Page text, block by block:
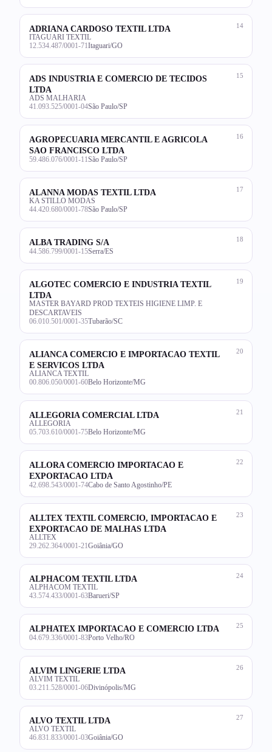
14
ADRIANA CARDOSO TEXTIL LTDA
ITAGUARI TEXTIL
12.534.487/0001-71 Itaguari/GO
15
ADS INDUSTRIA E COMERCIO DE TECIDOS
LTDA
ADS MALHARIA
41.093.525/0001-04São Paulo/SP
16
AGROPECUARIA MERCANTIL E AGRICOLA
SAO FRANCISCO LTDA
59.486.076/0001-11 São Paulo/SP
17
ALANNA MODAS TEXTIL LTDA
KA STILLO MODAS
44.420.680/0001-78São Paulo/SP
18
ALBA TRADING S/A
44.586.799/0001-15Serra/ES
19
ALGOTEC COMERCIO E INDUSTRIA TEXTIL
LTDA
MASTER BAYARD PROD TEXTEIS HIGIENE LIMP. E
DESCARTAVEIS
06.010.501/0001-35Tubarão/SC
20
ALIANCA COMERCIO E IMPORTACAO TEXTIL
E SERVICOS LTDA
ALIANCA TEXTIL
00.806.050/0001-60Belo Horizonte/MG
21
ALLEGORIA COMERCIAL LTDA
ALLEGORIA
05.703.610/0001-75Belo Horizonte/MG
22
ALLORA COMERCIO IMPORTACAO E
EXPORTACAO LTDA
42.698.543/0001-74Cabo de Santo Agostinho/PE
23
ALLTEX TEXTIL COMERCIO, IMPORTACAO E
EXPORTACAO DE MALHAS LTDA
ALLTEX
29.262.364/0001-21 Goiânia/GO
24
ALPHACOM TEXTIL LTDA
ALPHACOM TEXTIL
43.574.433/0001-63Barueri/SP
25
ALPHATEX IMPORTACAO E COMERCIO LTDA
04.679.336/0001-83Porto Velho/RO
26
ALVIM LINGERIE LTDA
ALVIM TEXTIL
03.211.528/0001-06Divinópolis/MG
27
ALVO TEXTIL LTDA
ALVO TEXTIL
46.831.833/0001-03Goiânia/GO